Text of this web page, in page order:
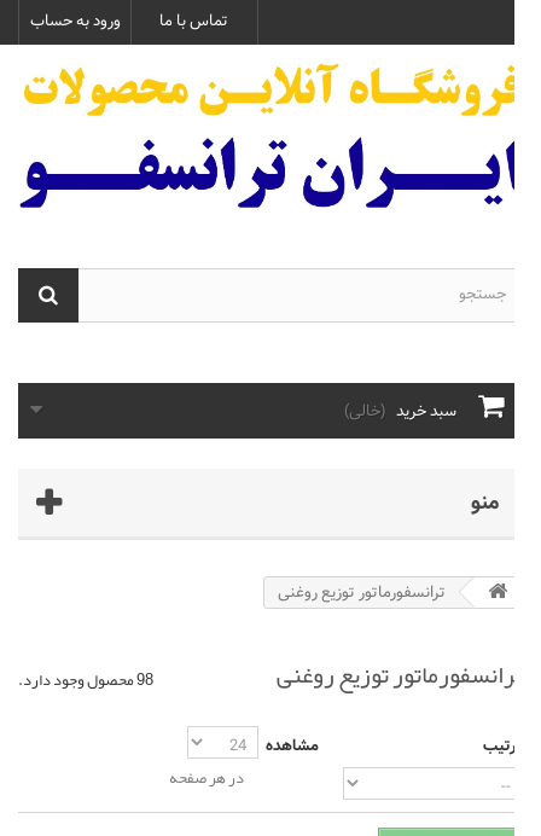
ورود به حساب تماس با ما
سبد خرید (خالی)
منو
ترانسفورماتور توزیع روغنی
توزیع روغنی
مشاهده
در هر صفحه